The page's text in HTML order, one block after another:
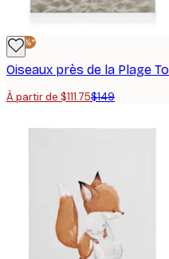
-25%*
À partir de $111.75$149